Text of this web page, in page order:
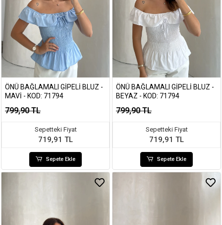
ÖNÜ BAĞLAMALI GIPELI BLUZ -
MAVI - KOD: 71794
799,90 TL
Sepetteki Fiyat
719,91 TL
Sepete Ekle
ÖNÜ BAĞLAMALI GIPELI BLUZ -
BEYAZ - KOD: 71794
799,90 TL
Sepetteki Fiyat
719,91 TL
Sepete Ekle